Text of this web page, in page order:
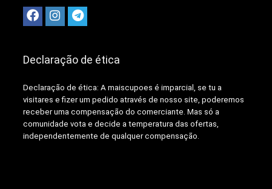
Declaração de ética
Declaração de ética: Amaiscupoes é imparcial, se tu a
visitares e fizer um pedido através de nosso site, poderemos
receber uma compensação do comerciante. Mas só a
comunidade vota e decide a temperatura das ofertas,
independentemente de qualquer compensação.